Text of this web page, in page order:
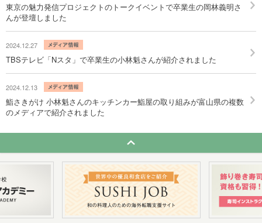
東京の魅力発信プロジェクトのトークイベントで卒業生の岡林義明さ
んが登壇しました
2024.12.27
TBSテレビ「Nスタ」で卒業生の小林魁さんが紹介されました
2024.12.13
鮨さきがけ 小林魁さんのキッチンカー鮨屋の取り組みが富山県の複数
のメディアで紹介されました